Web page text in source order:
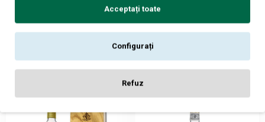
Acceptați toate
Configurați
Refuz